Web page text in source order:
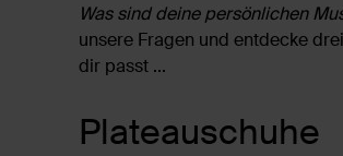
Was sind deine persönlichen
unsere Fragen und entdecke
dir passt ...
Plateauschuhe